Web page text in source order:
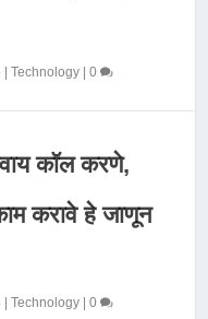
|Technology |0
कॉल करणे,
करावे हे जाणून
|Technology |0